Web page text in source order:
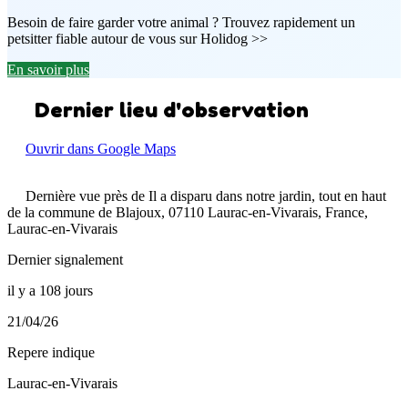
Besoin de faire garder votre animal ? Trouvez rapidement un
petsitter fiable autour de vous sur Holidog >>
En savoir plus
Dernier lieu d'observation
Ouvrir dans Google Maps
Dernière vue près de Il a disparu dans notre jardin, tout en haut
de la commune de Blajoux, 07110 Laurac-en-Vivarais, France,
Laurac-en-Vivarais
Dernier signalement
il y a 108 jours
21/04/26
Repere indique
Laurac-en-Vivarais